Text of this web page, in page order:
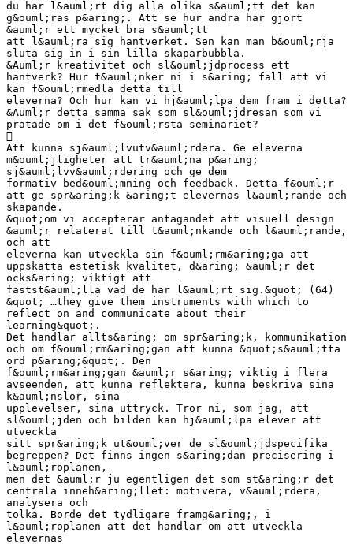
du har l&auml;rt dig alla olika s&auml;tt det kan
g&ouml;ras p&aring;. Att se hur andra har gjort
&auml;r ett mycket bra s&auml;tt
att l&auml;ra sig hantverket. Sen kan man b&ouml;rja
sluta sig in i sin lilla skaparbubbla.
&Auml;r kreativitet och sl&ouml;jdprocess ett
hantverk? Hur t&auml;nker ni i s&aring; fall att vi
kan f&ouml;rmedla detta till
eleverna? Och hur kan vi hj&auml;lpa dem fram i detta?
&Auml;r detta samma sak som sl&ouml;jdresan som vi
pratade om i det f&ouml;rsta seminariet?

Att kunna sj&auml;lvutv&auml;rdera. Ge eleverna
m&ouml;jligheter att tr&auml;na p&aring;
sj&auml;lvv&auml;rdering och ge dem
formativ bed&ouml;mning och feedback. Detta f&ouml;r
att ge spr&aring;k &aring;t elevernas l&auml;rande och
skapande.
&quot;om vi accepterar antagandet att visuell design
&auml;r relaterat till t&auml;nkande och l&auml;rande,
och att
eleverna kan utveckla sin f&ouml;rm&aring;ga att
uppskatta estetisk kvalitet, d&aring; &auml;r det
ocks&aring; viktigt att
fastst&auml;lla vad de har l&auml;rt sig.&quot; (64)
&quot; …they give them instruments with which to
reflect on and communicate about their
learning&quot;.
Det handlar allts&aring; om spr&aring;k, kommunikation
och om f&ouml;rm&aring;gan att kunna &quot;s&auml;tta
ord p&aring;&quot;. Den
f&ouml;rm&aring;gan &auml;r s&aring; viktig i flera
avseenden, att kunna reflektera, kunna beskriva sina
k&auml;nslor, sina
upplevelser, sina uttryck. Tror ni, som jag, att
sl&ouml;jden och bilden kan hj&auml;lpa elever att
utveckla
sitt spr&aring;k ut&ouml;ver de sl&ouml;jdspecifika
begreppen? Det finns ingen s&aring;dan precisering i
l&auml;roplanen,
men det &auml;r ju egentligen det som st&aring;r det
centrala inneh&aring;llet: motivera, v&auml;rdera,
analysera och
tolka. Borde det tydligare framg&aring;, i
l&auml;roplanen att det handlar om att utveckla
elevernas